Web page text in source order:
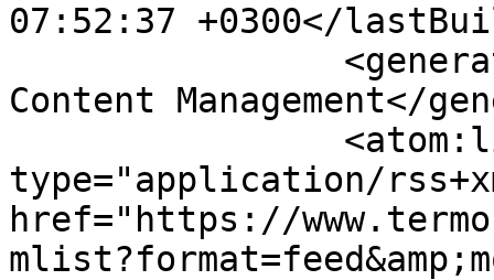
07:52:37 +0300</
Content Management</
type="application/
href="https://